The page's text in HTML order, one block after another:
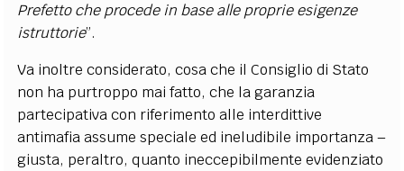
Prefetto che procede in base alle proprie esigenze
istruttorie”.
Va inoltre considerato, cosa che il Consiglio di Stato
non ha purtroppo mai fatto, che la garanzia
partecipativa con riferimento alle interdittive
antimafia assume speciale ed ineludibile importanza –
giusta, peraltro, quanto ineccepibilmente evidenziato